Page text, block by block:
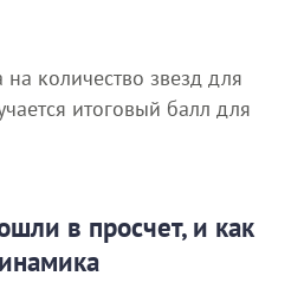
количество звезд для
итоговый балл для
в просчет, и как